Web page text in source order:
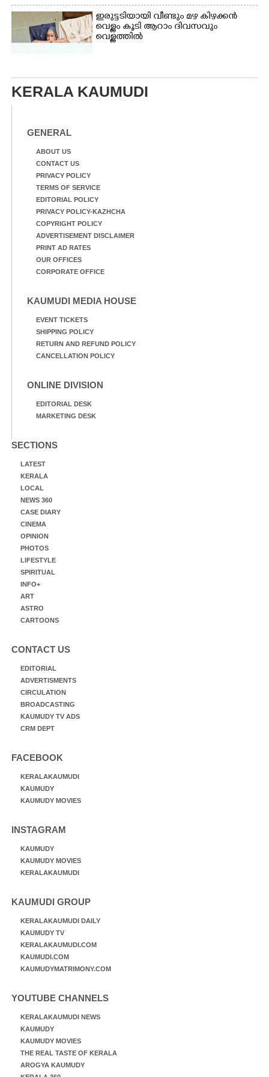
ഇരുട്ടടിയായി വീണ്ടും മഴ കിഴക്കൻ
വെള്ളം കൂടി ആറാം ദിവസവും
വെള്ളത്തിൽ
KERALA KAUMUDI
GENERAL
ABOUT US
CONTACT US
PRIVACY POLICY
TERMS OF SERVICE
EDITORIAL POLICY
PRIVACY POLICY-KAZHCHA
COPYRIGHT POLICY
ADVERTISEMENT DISCLAIMER
PRINT AD RATES
OUR OFFICES
CORPORATE OFFICE
KAUMUDI MEDIA HOUSE
EVENT TICKETS
SHIPPING POLICY
RETURN AND REFUND POLICY
CANCELLATION POLICY
ONLINE DIVISION
EDITORIAL DESK
MARKETING DESK
SECTIONS
LATEST
KERALA
LOCAL
NEWS 360
CASE DIARY
CINEMA
OPINION
PHOTOS
LIFESTYLE
SPIRITUAL
INFO+
ART
ASTRO
CARTOONS
CONTACT US
EDITORIAL
ADVERTISMENTS
CIRCULATION
BROADCASTING
KAUMUDY TV ADS
CRM DEPT
FACEBOOK
KERALAKAUMUDI
KAUMUDY
KAUMUDY MOVIES
INSTAGRAM
KAUMUDY
KAUMUDY MOVIES
KERALAKAUMUDI
KAUMUDI GROUP
KERALAKAUMUDI DAILY
KAUMUDY TV
KERALAKAUMUDI.COM
KAUMUDI.COM
KAUMUDYMATRIMONY.COM
YOUTUBE CHANNELS
KERALAKAUMUDI NEWS
KAUMUDY
KAUMUDY MOVIES
THE REAL TASTE OF KERALA
AROGYA KAUMUDY